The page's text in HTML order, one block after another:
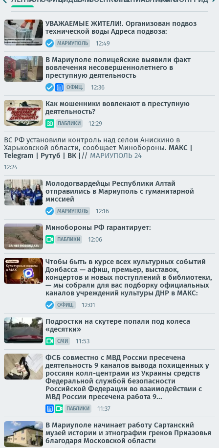
УВАЖАЕМЫЕ ЖИТЕЛИ!. Организован подвоз
технической воды Адреса подвоза:
МАРИУПОЛЬ 12:49
В Мариуполе полицейские выявили факт
вовлечения несовершеннолетнего в
преступную деятельность
ОФИЦ. 12:36
Как мошенники вовлекают в преступную
деятельность?
ПАБЛИКИ 12:29
ВС РФ установили контроль над селом Анискино в
Харьковской области, сообщает Минобороны. МАКС |
Telegram | Рутуб | ВК | // МАРИУПОЛЬ 24
12:24
Молодогвардейцы Республики Алтай
отправились в Мариуполь с гуманитарной
миссией
МАРИУПОЛЬ 12:16
Минобороны РФ гарантирует:
ПАБЛИКИ 12:06
Чтобы быть в курсе всех культурных событий
Донбасса — афиш, премьер, выставок,
концертов и новых поступлений в библиотеки,
— мы собрали для вас подборку официальных
каналов учреждений культуры ДНР в МАКС:
ОФИЦ. 12:01
Подростки на скутере попали под колеса
«десятки»
СМИ 11:53
ФСБ совместно с МВД России пресечена
деятельность 9 каналов вывода похищенных у
россиян колл-центрами из Украины средств
Федеральной службой безопасности
Российской Федерации во взаимодействии с
МВД России пресечена работа 9...
ПАБЛИКИ 11:37
В Мариуполе начинает работу Сартанский
музей истории и этнографии греков Приазовья
благодаря Московской области